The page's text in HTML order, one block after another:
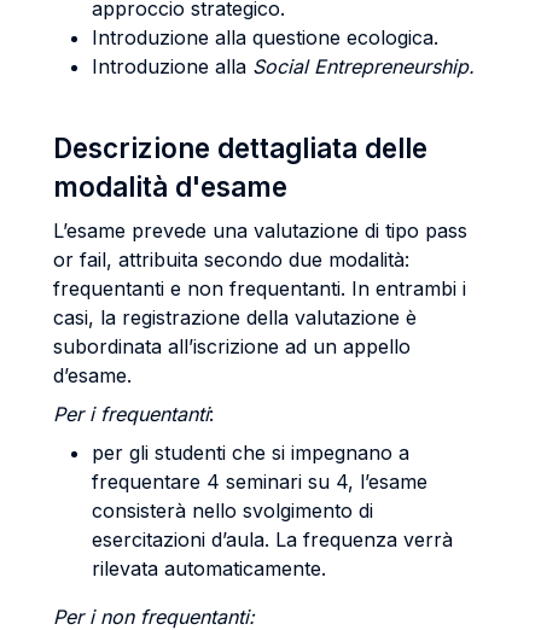
approccio strategico.
Introduzione alla questione ecologica.
Introduzione alla Social Entrepreneurship.
Descrizione dettagliata delle
modalità d'esame
L’esame prevede una valutazione di tipo pass
or fail, attribuita secondo due modalità:
frequentanti e non frequentanti. In entrambi i
casi, la registrazione della valutazione è
subordinata all’iscrizione ad un appello
d’esame.
Per i frequentanti:
per gli studenti che si impegnano a
frequentare 4 seminari su 4, l’esame
consisterà nello svolgimento di
esercitazioni d’aula. La frequenza verrà
rilevata automaticamente.
Per i non frequentanti: